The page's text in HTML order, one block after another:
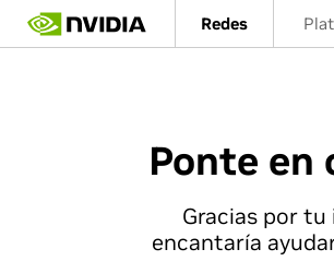
Redes
Ponte en
Gracias por
encantaría